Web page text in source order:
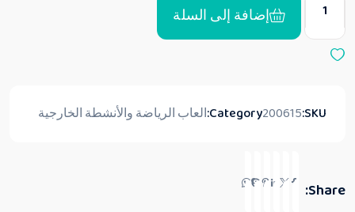
إضافة إلى السلة
SKU:
200615
Category: العاب الرياضة والأنشطة الخارجية
Share: